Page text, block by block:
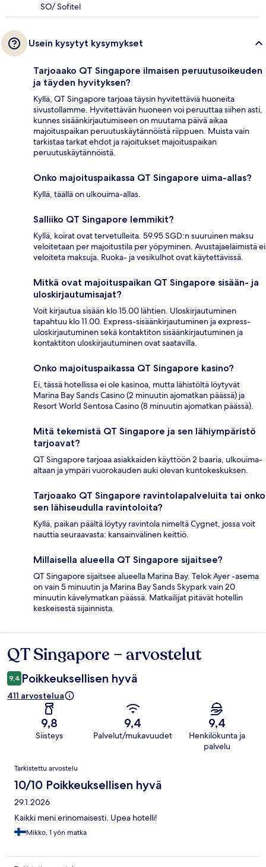
SO/ Sofitel
Usein kysytyt kysymykset
Tarjoaako QT Singapore ilmaisen peruutusoikeuden
ja täyden hyvityksen?
Kyllä, QT Singapore tarjoaa täysin hyvitettäviä huoneita
sivustollamme. Hyvitettävän huoneen voi peruuttaa siihen asti,
kunnes sisäänkirjautumiseen on muutama päivä aikaa
majoituspaikan peruutuskäytännöistä riippuen. Muista vain
tarkistaa tarkat ehdot ja rajoitukset majoituspaikan
peruutuskäytännöistä.
Onko majoituspaikassa QT Singapore uima-allas?
Kyllä, täällä on ulkouima-allas.
Salliiko QT Singapore lemmikit?
Kyllä, koirat ovat tervetulleita. 59.95 SGD:n suuruinen maksu
veloitetaan per majoitustila per yöpyminen. Avustajaeläimistä ei
veloiteta maksuja. Ruoka- ja vesikulhot ovat käytettävissä.
Mitkä ovat majoituspaikan QT Singapore sisään- ja
uloskirjautumisajat?
Voit kirjautua sisään klo 15.00 lähtien. Uloskirjautuminen
tapahtuu klo 11.00. Express-sisäänkirjautuminen ja express-
uloskirjautuminen sekä kontaktiton sisäänkirjautuminen ja
kontaktiton uloskirjautuminen ovat saatavilla.
Onko majoituspaikassa QT Singapore kasino?
Ei, tässä hotellissa ei ole kasinoa, mutta lähistöltä löytyvät
Marina Bay Sands Casino (2 minuutin ajomatkan päässä) ja
Resort World Sentosa Casino (8 minuutin ajomatkan päässä).
Mitä tekemistä QT Singapore ja sen lähiympäristö
tarjoavat?
QT Singapore tarjoaa asiakkaiden käyttöön 2 baaria, ulkouima-
altaan ja ympäri vuorokauden auki olevan kuntokeskuksen.
Tarjoaako QT Singapore ravintolapalveluita tai onko
sen lähiseudulla ravintoloita?
Kyllä, paikan päältä löytyy ravintola nimeltä Cygnet, jossa voit
nauttia seuraavasta: kansainvälinen keittiö.
Millaisella alueella QT Singapore sijaitsee?
QT Singapore sijaitsee alueella Marina Bay. Telok Ayer -asema
on vain 5 minuutin ja Marina Bay Sands Skypark vain 20
minuutin kävelymatkan päässä. Matkailijat pitävät hotellin
keskeisestä sijainnista.
Arvostelut
QT Singapore – arvostelut
9,4 Poikkeuksellisen hyvä
411 arvostelua
9,8
Siisteys
9,4
Palvelut/mukavuudet
9,4
Henkilökunta ja
palvelu
Arvostelut
Tarkistettu arvostelu
10/10 Poikkeuksellisen hyvä
29.1.2026
Kaikki meni erinomaisesti. Upea hotelli!
Mikko, 1 yön matka